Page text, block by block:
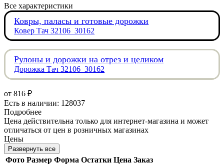
Все характеристики
Ковры, паласы и готовые дорожки
Ковер Тач 32106_30162
Рулоны и дорожки на отрез и целиком
Дорожка Тач 32106_30162
от 816 ₽
Есть в наличии: 128037
Подробнее
Цена действительна только для интернет-магазина и может
отличаться от цен в розничных магазинах
Цены
Развернуть все
Фото Размер Форма Остатки Цена Заказ